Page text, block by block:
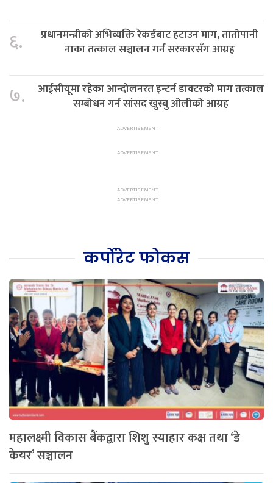
६.
प्रधानमन्त्रीको अभिव्यक्ति रेकर्डबाट हटाउन माग, तातोपानी
नाका तत्काल सञ्चालन गर्न सरकारसँग आग्रह
७.
आईसीयूमा रहेका आन्दोलनरत इन्टर्न डाक्टरको माग तत्काल
सम्बोधन गर्न सांसद खुस्बु ओलीको आग्रह
कर्पोरेट फोकस
महालक्ष्मी विकास बैंकद्वारा शिशु स्याहार कक्ष तथा ‘डे
केयर’ सञ्चालन